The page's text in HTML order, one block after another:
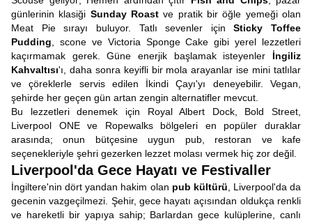
günlerinin klasiği Sunday Roast ve pratik bir öğle yemeği olan
Meat Pie sırayı buluyor. Tatlı sevenler içinSticky Toffee
Pudding , scone ve Victoria Sponge Cake gibi yerel lezzetleri
kaçırmamak gerek. Güne enerjik başlamak isteyenler İngiliz
Kahvaltısı'ı, daha sonra keyifli bir mola arayanlar ise mini tatlılar
ve çöreklerle servis edilen İkindi Çayı'yı deneyebilir. Vegan,
şehirde her geçen gün artan zengin alternatifler mevcut.
Bu lezzetleri denemek için Royal Albert Dock, Bold Street,
Liverpool ONE ve Ropewalks bölgeleri en popüler duraklar
arasında; onun bütçesine uygun pub, restoran ve kafe
seçenekleriyle şehri gezerken lezzet molası vermek hiç zor değil.
Liverpool'da Gece Hayatı ve Festivaller
İngiltere'nin dört yandan hakim olan pub kültürü , Liverpool'da da
gecenin vazgeçilmezi. Şehir, gece hayatı açısından oldukça renkli
ve hareketli bir yapıya sahip; Barlardan gece kulüplerine, canlı